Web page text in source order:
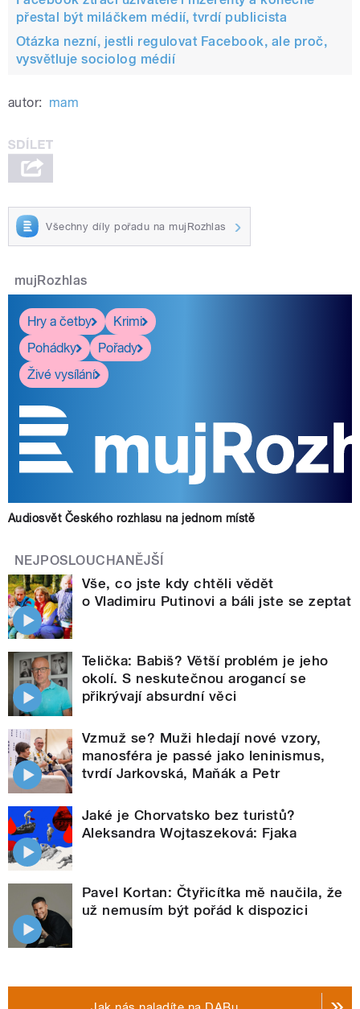
přestal být miláčkem médií, tvrdí publicista
Otázka nezní, jestli regulovat Facebook, ale proč,
vysvětluje sociolog médií
autor: mam
Všechny díly pořadu na mujRozhlas
mujRozhlas
Hry a četby
Krimi
Pohádky
Pořady
Živé vysílání
Audiosvět Českého rozhlasu na jednom místě
NEJPOSLOUCHANĚJŠÍ
Vše, co jste kdy chtěli vědět
o Vladimiru Putinovi a báli jste se zeptat
Telička: Babiš? Větší problém je jeho
okolí. S neskutečnou arogancí se
přikrývají absurdní věci
Vzmuž se? Muži hledají nové vzory,
manosféra je passé jako leninismus,
tvrdí Jarkovská, Maňák a Petr
Jaké je Chorvatsko bez turistů?
Aleksandra Wojtaszeková: Fjaka
Pavel Kortan: Čtyřicítka mě naučila, že
už nemusím být pořád k dispozici